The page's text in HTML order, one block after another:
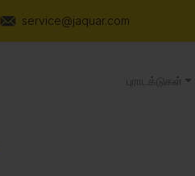
service@jaquar.com
புராடக்டுகள்